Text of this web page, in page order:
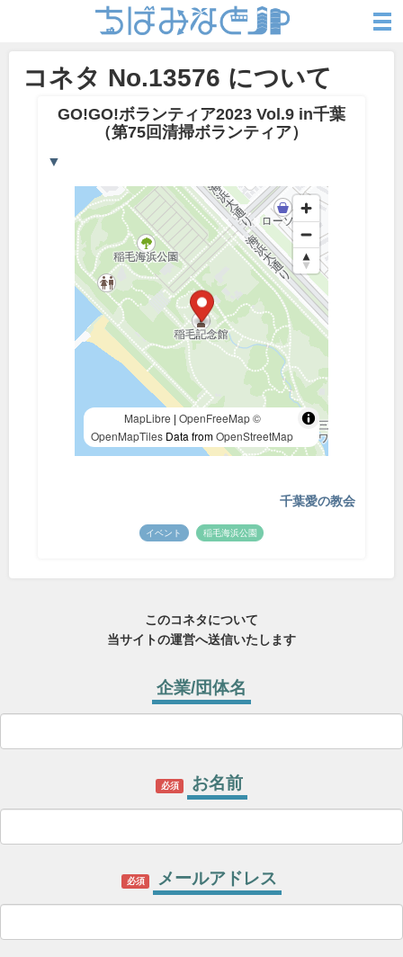
コネタ No.13576 について
GO!GO!ボランティア2023 Vol.9 in千葉
（第75回清掃ボランティア）
▼
MapLibre | OpenFreeMap©
OpenMapTiles Data fromOpenStreetMap
千葉愛の教会
イベント 稲毛海浜公園
このコネタについて
当サイトの運営へ送信いたします
企業/団体名
必須 お名前
必須 メールアドレス